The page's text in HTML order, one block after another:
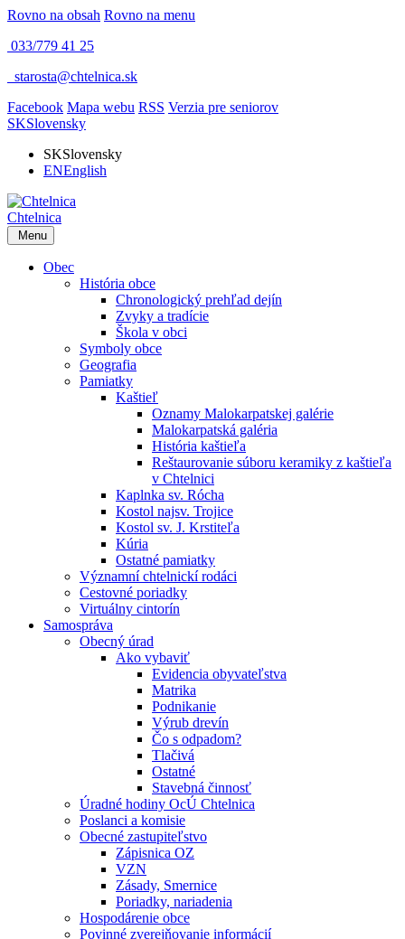
Rovno na obsah Rovno na menu
033/779 41 25
starosta@chtelnica.sk
Facebook Mapa webu RSS Verzia pre seniorov
SKSlovensky
SKSlovensky
ENEnglish
Chtelnica
Menu
Obec
História obce
Chronologický prehľad dejín
Zvyky a tradície
Škola v obci
Symboly obce
Geografia
Pamiatky
Kaštieľ
Oznamy Malokarpatskej galérie
Malokarpatská galéria
História kaštieľa
Reštaurovanie súboru keramiky z kaštieľa
v Chtelnici
Kaplnka sv. Rócha
Kostol najsv. Trojice
Kostol sv. J. Krstiteľa
Kúria
Ostatné pamiatky
Významní chtelnickí rodáci
Cestovné poriadky
Virtuálny cintorín
Samospráva
Obecný úrad
Ako vybaviť
Evidencia obyvateľstva
Matrika
Podnikanie
Výrub drevín
Čo s odpadom?
Tlačivá
Ostatné
Stavebná činnosť
Úradné hodiny OcÚ Chtelnica
Poslanci a komisie
Obecné zastupiteľstvo
Zápisnica OZ
VZN
Zásady, Smernice
Poriadky, nariadenia
Hospodárenie obce
Povinné zverejňovanie informácií